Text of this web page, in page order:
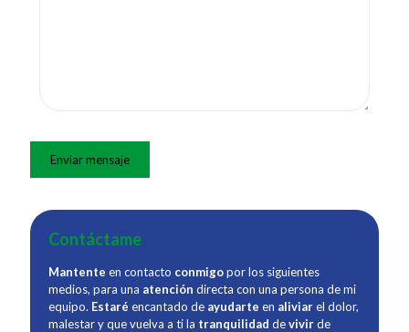
Contáctame
Mantente en contacto conmigopor los siguientes
medios, para una atención directa con una persona de mi
equipo. Estaré encantado de ayudarte en aliviarel dolor,
malestar y que vuelva a ti la tranquilidad devivirde